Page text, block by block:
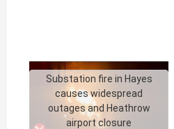
Substation fire in Hayes
causes widespread
outages and Heathrow
airport closure